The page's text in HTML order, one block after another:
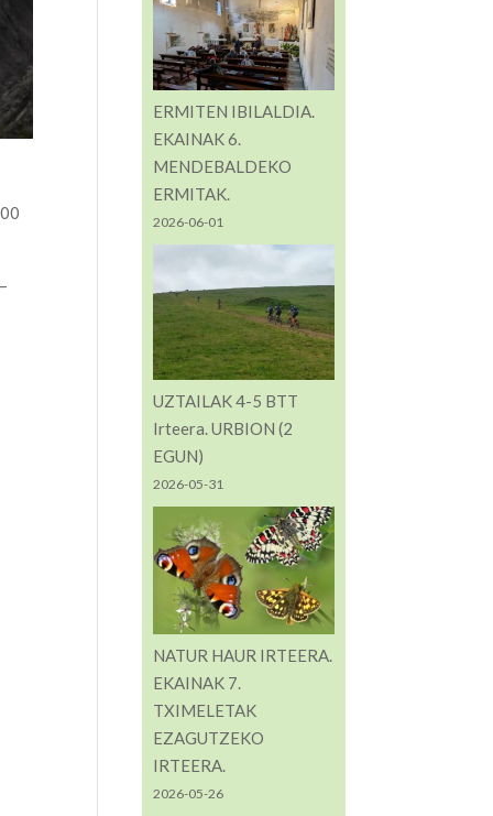
ERMITEN IBILALDIA.
EKAINAK 6.
MENDEBALDEKO
ERMITAK.
2026-06-01
UZTAILAK 4-5 BTT
Irteera. URBION (2
EGUN)
2026-05-31
NATUR HAUR IRTEERA.
EKAINAK 7.
TXIMELETAK
EZAGUTZEKO
IRTEERA.
2026-05-26